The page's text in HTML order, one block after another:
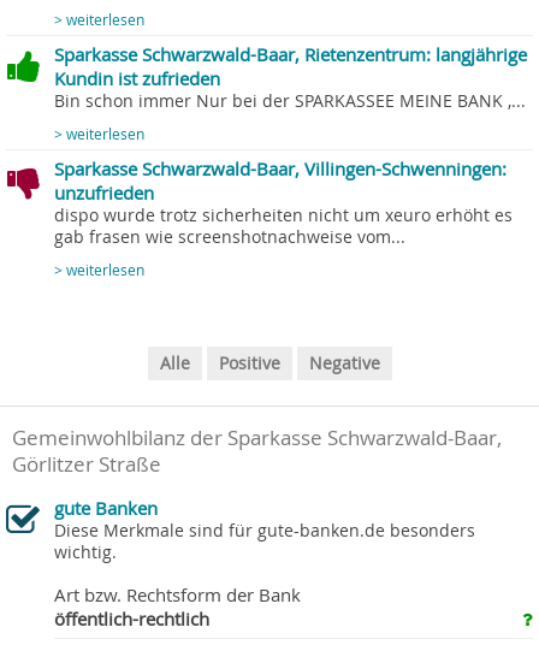
> weiterlesen
Sparkasse Schwarzwald-Baar, Rietenzentrum: langjährige
Kundin ist zufrieden
Bin schon immer Nur bei der SPARKASSEE MEINE BANK ,...
> weiterlesen
Sparkasse Schwarzwald-Baar, Villingen-Schwenningen:
unzufrieden
dispo wurde trotz sicherheiten nicht um xeuro erhöht es
gab frasen wie screenshotnachweise vom...
> weiterlesen
Alle Positive Negative
Gemeinwohlbilanz der Sparkasse Schwarzwald-Baar,
Görlitzer Straße
gute Banken
Diese Merkmale sind für gute-banken.de besonders
wichtig.
Art bzw. Rechtsform der Bank
öffentlich-rechtlich